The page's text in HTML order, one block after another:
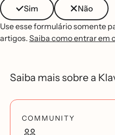
Sim
Não
Use esse formulário somente
artigos. Saiba como entrar em
Saiba mais sobre a
COMMUNITY